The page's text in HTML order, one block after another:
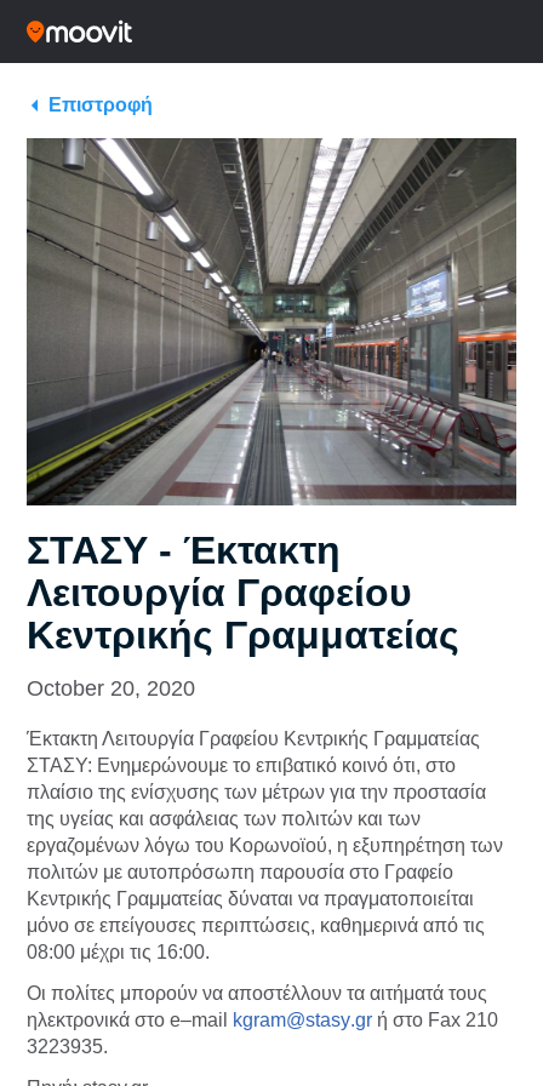
Επιστροφή
ΣΤΑΣΥ - Έκτακτη
Λειτουργία Γραφείου
Κεντρικής Γραμματείας
October 20, 2020
Έκτακτη Λειτουργία Γραφείου Κεντρικής Γραμματείας
ΣΤΑΣΥ: Ενημερώνουμε το επιβατικό κοινό ότι, στο
πλαίσιο της ενίσχυσης των μέτρων για την προστασία
της υγείας και ασφάλειας των πολιτών και των
εργαζομένων λόγω του Κορωνοϊού, η εξυπηρέτηση των
πολιτών με αυτοπρόσωπη παρουσία στο Γραφείο
Κεντρικής Γραμματείας δύναται να πραγματοποιείται
μόνο σε επείγουσες περιπτώσεις, καθημερινά από τις
08:00 μέχρι τις 16:00.
Οι πολίτες μπορούν να αποστέλλουν τα αιτήματά τους
ηλεκτρονικά στο e–mail kgram@stasy.gr ή στο Fax 210
3223935.